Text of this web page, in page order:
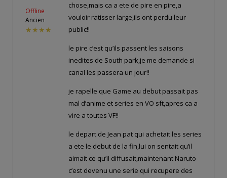
Offline
Ancien
★★★★
chose,mais ca a ete de pire en pire,a
vouloir ratisser large,ils ont perdu leur
public!!
le pire c’est qu’ils passent les saisons
inedites de South park,je me demande si
canal les passera un jour!!
je rapelle que Game au debut passait pas
mal d’anime et series en VO sft,apres ca a
vire a toutes VF!!
le depart de Jean pat qui achetait les series
a ete le debut de la fin,lui on sentait qu’il
aimait ce qu’il diffusait,maintenant Naruto
c’est devenu une serie qui recupere des